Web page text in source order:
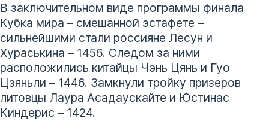
В заключительном виде программы финала
Кубка мира – смешанной эстафете –
сильнейшими стали россияне Лесун и
Хураськина – 1456. Следом за ними
расположились китайцы Чэнь Цянь и Гуо
Цзяньли – 1446. Замкнули тройку призеров
литовцы Лаура Асадаускайте и Юстинас
Киндерис – 1424.